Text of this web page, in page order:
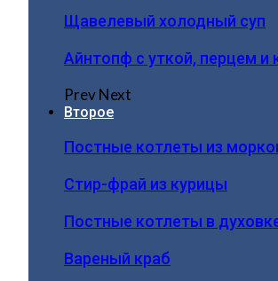
Щавелевый холодный суп
Айнтопф с уткой, перцем и
PrevNext
Второе
Постные котлеты из
Стир-фрай из курицы
Постные котлеты в
Вареный краб